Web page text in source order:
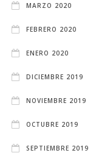
MARZO 2020
FEBRERO 2020
ENERO 2020
DICIEMBRE 2019
NOVIEMBRE 2019
OCTUBRE 2019
SEPTIEMBRE 2019